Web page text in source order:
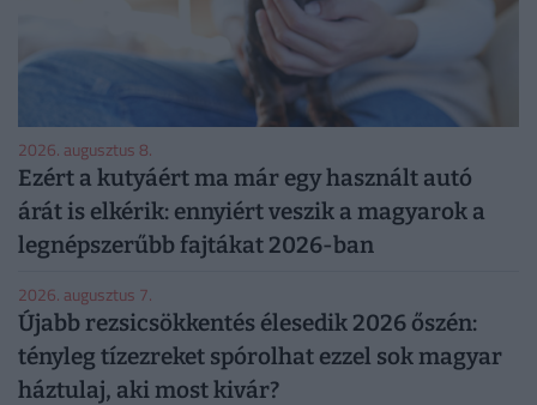
2026. augusztus 8.
Ezért a kutyáért ma már egy használt autó
árát is elkérik: ennyiért veszik a magyarok a
legnépszerűbb fajtákat 2026-ban
2026. augusztus 7.
Újabb rezsicsökkentés élesedik 2026 őszén:
tényleg tízezreket spórolhat ezzel sok magyar
háztulaj, aki most kivár?